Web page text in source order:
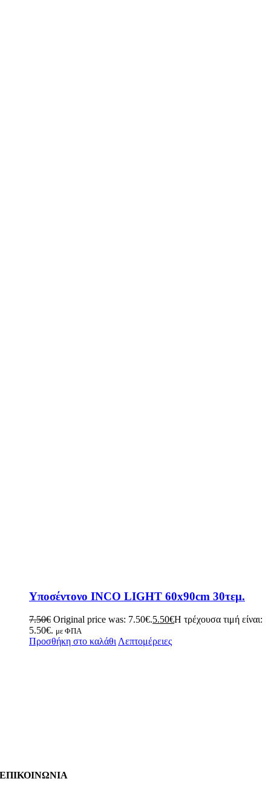
Υποσέντονο INCO LIGHT 60x90cm 30τεμ.
7.50€ Original price was: 7.50€.5.50€Η τρέχουσα τιμή είναι:
5.50€. με ΦΠΑ
Προσθήκη στο καλάθιΛεπτομέρειες
ΕΠΙΚΟΙΝΩΝΙΑ